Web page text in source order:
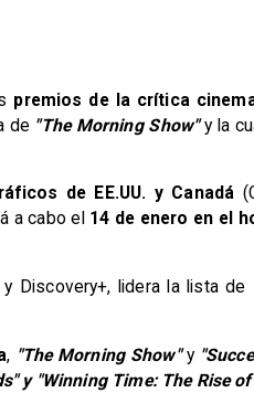
premios de la crítica
de "The Morning Show"y la
de EE.UU. y Canadá
a cabo el 14 de enero en el
Discovery+, lidera la lista de
, "The Morning Show"y
y "Winning Time: The Rise